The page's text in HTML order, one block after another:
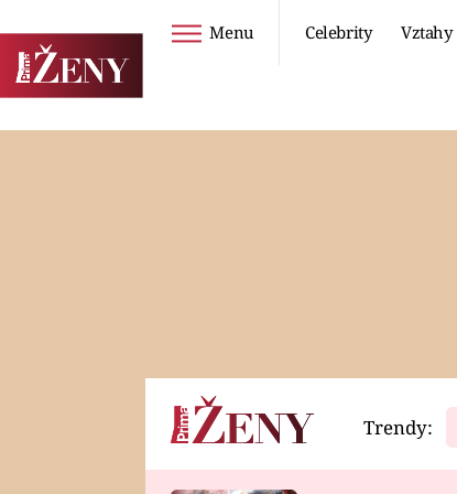
Menu Celebrity Vztahy
Horoskopy Video
Trendy: